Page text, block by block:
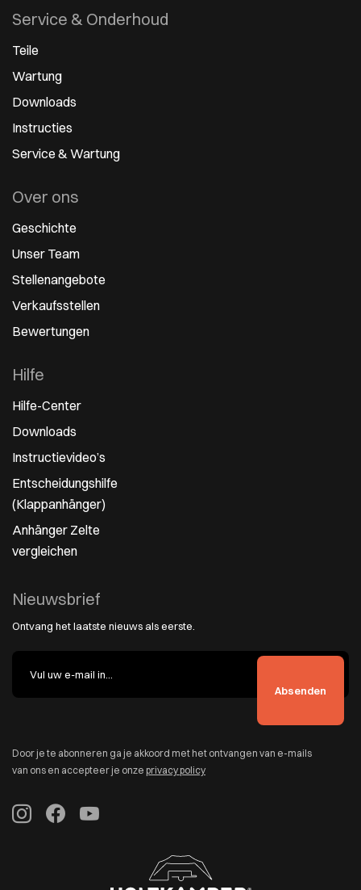
Service & Onderhoud
Teile
Wartung
Downloads
Instructies
Service & Wartung
Over ons
Geschichte
Unser Team
Stellenangebote
Verkaufsstellen
Bewertungen
Hilfe
Hilfe-Center
Downloads
Instructievideo’s
Entscheidungshilfe
(Klappanhänger)
Anhänger Zelte
vergleichen
Nieuwsbrief
Ontvang het laatste nieuws als eerste.
Door je te abonneren ga je akkoord met het ontvangen van e-mails
van ons en accepteer je onze privacy policy